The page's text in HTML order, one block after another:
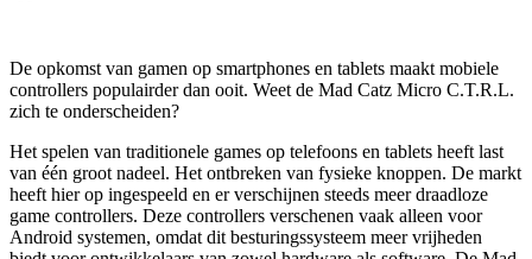
De opkomst van gamen op smartphones en tablets maakt mobiele
controllers populairder dan ooit. Weet de Mad Catz Micro C.T.R.L.
zich te onderscheiden?
Het spelen van traditionele games op telefoons en tablets heeft last
van één groot nadeel. Het ontbreken van fysieke knoppen. De markt
heeft hier op ingespeeld en er verschijnen steeds meer draadloze
game controllers. Deze controllers verschenen vaak alleen voor
Android systemen, omdat dit besturingssysteem meer vrijheden